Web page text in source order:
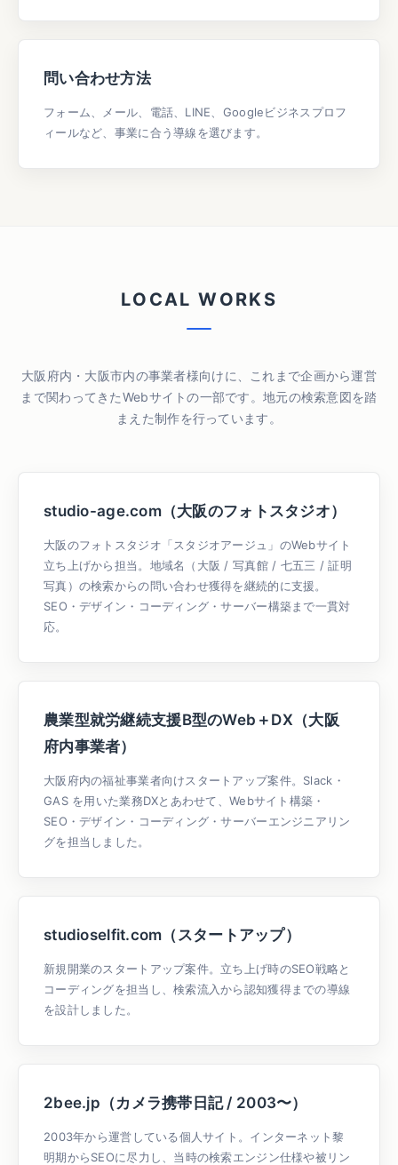
問い合わせ方法
フォーム、メール、電話、LINE、Googleビジネスプロフ
ィールなど、事業に合う導線を選びます。
LO CAL WORKS
大阪府内・大阪市内の事業者様向けに、これまで企画から運営
まで関わってきたWebサイトの一部です。地元の検索意図を踏
まえた制作を行っています。
studio-age.com（大阪のフォトスタジオ）
大阪のフォトスタジオ「スタジオアージュ」のWebサイト
立ち上げから担当。地域名（大阪 / 写真館 / 七五三 / 証明
写真）の検索からの問い合わせ獲得を継続的に支援。
SEO・デザイン・コーディング・サーバー構築まで一貫対
応。
農業型就労継続支援B型のWeb＋DX（大阪
府内事業者）
大阪府内の福祉事業者向けスタートアップ案件。Slack・
GAS を用いた業務DXとあわせて、Webサイト構築・
SEO・デザイン・コーディング・サーバーエンジニアリン
グを担当しました。
studioselfit.com（スタートアップ）
新規開業のスタートアップ案件。立ち上げ時のSEO戦略と
コーディングを担当し、検索流入から認知獲得までの導線
を設計しました。
2bee.jp（カメラ携帯日記 / 2003〜）
2003年から運営している個人サイト。インターネット黎
明期からSEOに尽力し、当時の検索エンジン仕様や被リン